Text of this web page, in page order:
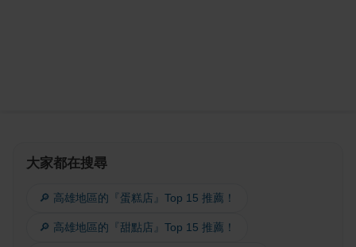
大家都在搜尋
🔎 高雄地區的『蛋糕店』Top 15 推薦！
🔎 高雄地區的『甜點店』Top 15 推薦！